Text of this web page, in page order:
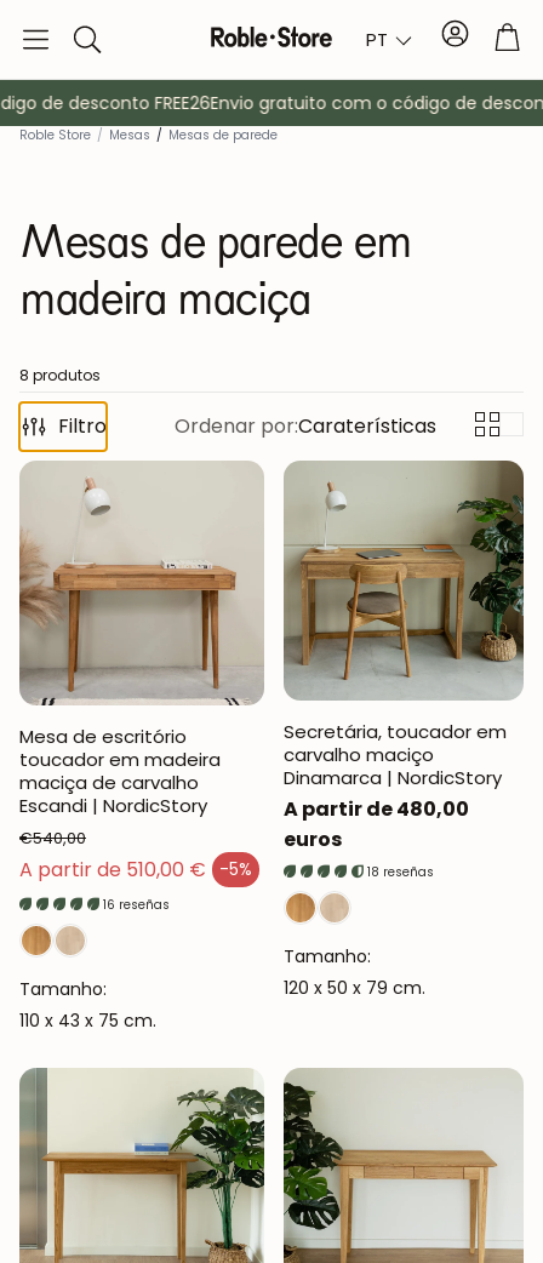
Pesquisa PT Conta
Mobiliário
de desconto FREE26Envio gratuito com o código de desconto
Roble Store / Mesas / Mesas de parede
Mesas de parede em
madeira maciça
8 produtos
Filtro Ordenar por:Caraterísticas
Mesa de escritório
toucador em madeira
maciça de carvalho
Escandi | NordicStory
A partir de 510,00 € -5%
Preço de venda
Preço normal
€540,00
16 reseñas
Tamanho:
110 x 43 x 75 cm.
Secretária, toucador em
carvalho maciço
Dinamarca | NordicStory
Preço
normal
A partir de 480,00
euros
18 reseñas
Tamanho:
120 x 50 x 79 cm.